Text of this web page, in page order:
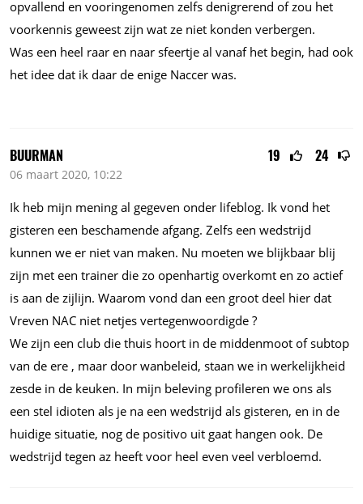
opvallend en vooringenomen zelfs denigrerend of zou het
voorkennis geweest zijn wat ze niet konden verbergen.
Was een heel raar en naar sfeertje al vanaf het begin, had ook
het idee dat ik daar de enige Naccer was.
19 24
BUURMAN
06 maart 2020, 10:22
Ik heb mijn mening al gegeven onder lifeblog. Ik vond het
gisteren een beschamende afgang. Zelfs een wedstrijd
kunnen we er niet van maken. Nu moeten we blijkbaar blij
zijn met een trainer die zo openhartig overkomt en zo actief
is aan de zijlijn. Waarom vond dan een groot deel hier dat
Vreven NAC niet netjes vertegenwoordigde ?
We zijn een club die thuis hoort in de middenmoot of subtop
van de ere , maar door wanbeleid, staan we in werkelijkheid
zesde in de keuken. In mijn beleving profileren we ons als
een stel idioten als je na een wedstrijd als gisteren, en in de
huidige situatie, nog de positivo uit gaat hangen ook. De
wedstrijd tegen az heeft voor heel even veel verbloemd.